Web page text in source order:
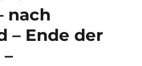
nach
– Ende der